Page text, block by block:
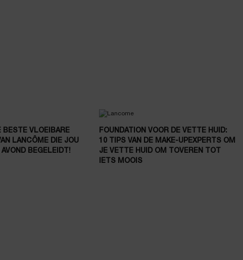
BESTE VLOEIBARE
LANCÔME DIE JOU
AVOND BEGELEIDT!
FOUNDATION VOOR DE VETTE HUID:
10 TIPS VAN DE MAKE-UPEXPERTS OM
JE VETTE HUID OM TOVEREN TOT
IETS MOOIS